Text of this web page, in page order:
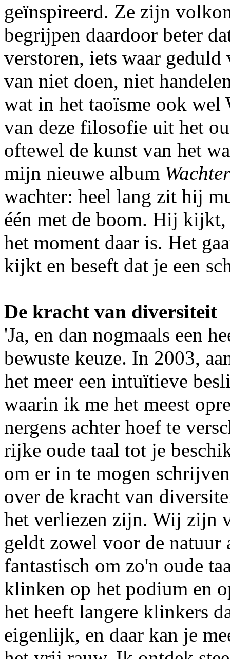
geïnspireerd. Ze zijn
begrijpen daardoor beter
verstoren, iets waar
van niet doen, niet
wat in het taoïsme ook wel
van deze filosofie uit het
oftewel de kunst van het
mijn nieuwe album Wachter
wachter: heel lang zit hij
één met de boom. Hij
het moment daar is. Het
kijkt en beseft dat je een
De kracht van diversiteit
'Ja, en dan nogmaals een
bewuste keuze. In 2003,
het meer een intuïtieve
waarin ik me het meest
nergens achter hoef te
rijke oude taal tot je
om er in te mogen
over de kracht van
het verliezen zijn. Wij zijn
geldt zowel voor de
fantastisch om zo'n oude
klinken op het podium en
het heeft langere klinkers
eigenlijk, en daar kan je